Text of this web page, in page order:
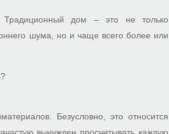
Традиционный дом – это не только
шума, но и чаще всего более или
Безусловно, это относится